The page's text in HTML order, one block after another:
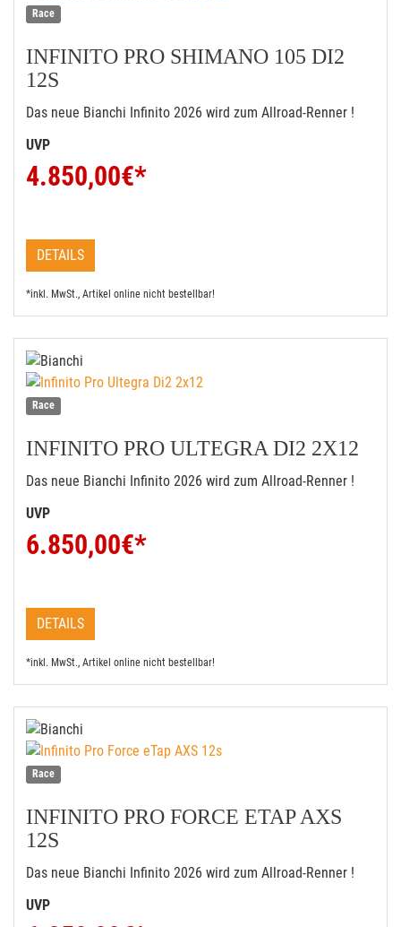
Race
INFINITO PRO SHIMANO 105 DI2
12S
Das neue Bianchi Infinito 2026 wird zum Allroad-Renner !
UVP
4.850,00€*
DETAILS
*inkl. MwSt., Artikel online nicht bestellbar!
Race
INFINITO PRO ULTEGRA DI2 2X12
Das neue Bianchi Infinito 2026 wird zum Allroad-Renner !
UVP
6.850,00€*
DETAILS
*inkl. MwSt., Artikel online nicht bestellbar!
Race
INFINITO PRO FORCE ETAP AXS
12S
Das neue Bianchi Infinito 2026 wird zum Allroad-Renner !
UVP